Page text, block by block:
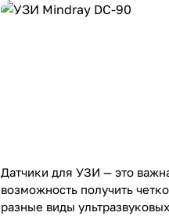
Датчики для УЗИ — это
возможность получить
разные виды